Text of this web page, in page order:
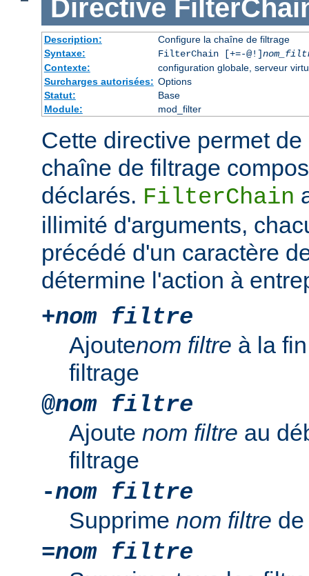
Directive
Description:
Configure la chaîne de filtrage
Syntaxe:
FilterChain [+=-@!]
Contexte:
configuration globale, serveur
Surcharges autorisées: Options
Statut:
Base
Module:
mod_filter
Cette directive permet
chaîne de filtrage
déclarés. FilterChain
illimité d'arguments,
précédé d'un caractère
détermine l'action à
+nom filtre
Ajoutenom filtre à la
filtrage
@nom filtre
Ajoute nom filtre au
filtrage
-nom filtre
Supprime nom filtre
=nom filtre